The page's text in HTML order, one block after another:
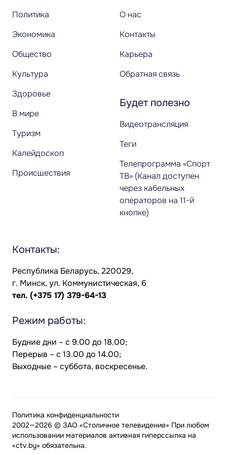
Политика
Экономика
Общество
Культура
Здоровье
В мире
Туризм
Калейдоскоп
Происшествия
О нас
Контакты
Карьера
Обратная связь
Будет полезно
Видеотрансляция
Теги
Телепрограмма «Спорт
ТВ» (Канал доступен
через кабельных
операторов на 11-й
кнопке)
Контакты:
Республика Беларусь, 220029,
г. Минск, ул. Коммунистическая, 6
тел. (+375 17) 379-64-13
Режим работы:
Будние дни – с 9.00 до 18.00;
Перерыв – с 13.00 до 14.00;
Выходные – суббота, воскресенье.
2002—2026 © ЗАО «Столичное телевидение» При любом
использовании материалов активная гиперссылка на
«ctv.by» обязательна.
Политика конфиденциальности